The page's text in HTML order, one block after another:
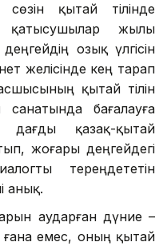
қытай тілінде
қатысушылар жылы
озық үлгісін
желісінде кең тарап
қытай тілін
санатында бағалауға
қазақ-қытай
жоғары деңгейдегі
тереңдететін
анық.
аударған дүние –
емес, оның қытай